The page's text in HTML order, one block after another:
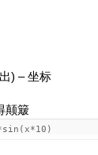
) – 坐标
颠簸